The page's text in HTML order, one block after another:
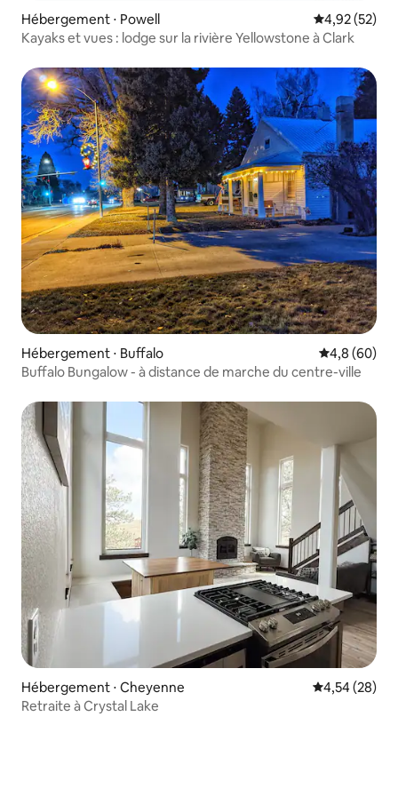
Hébergement ⋅ Powell Évaluation
4,92 (52)
Kayaks et vues : lodge sur la rivière Yellowstone à Clark
Hébergement ⋅ Buffalo Évaluation
4,8 (60)
Buffalo Bungalow - à distance de marche du centre-ville
Hébergement ⋅ Cheyenne Évaluation
4,54 (28)
Retraite à Crystal Lake